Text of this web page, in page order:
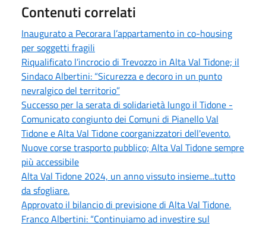
Contenuti correlati
Inaugurato a Pecorara l’appartamento in co-housing
per soggetti fragili
Riqualificato l’incrocio di Trevozzo in Alta Val Tidone; il
Sindaco Albertini: “Sicurezza e decoro in un punto
nevralgico del territorio”
Successo per la serata di solidarietà lungo il Tidone -
Comunicato congiunto dei Comuni di Pianello Val
Tidone e Alta Val Tidone coorganizzatori dell'evento.
Nuove corse trasporto pubblico; Alta Val Tidone sempre
più accessibile
Alta Val Tidone 2024, un anno vissuto insieme...tutto
da sfogliare.
Approvato il bilancio di previsione di Alta Val Tidone.
Franco Albertini: “Continuiamo ad investire sul